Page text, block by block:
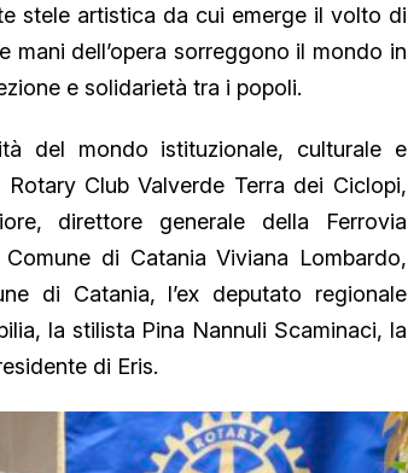
stele artistica da cui emerge il volto di
mani dell’opera sorreggono il mondo in
e solidarietà tra i popoli.
del mondo istituzionale, culturale e
Club Valverde Terra dei Ciclopi,
direttore generale della Ferrovia
di Catania Viviana Lombardo,
di Catania, l’ex deputato regionale
la stilista Pina Nannuli Scaminaci, la
di Eris.